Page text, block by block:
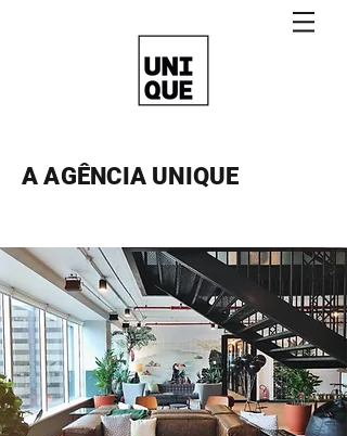
A AGÊNCIA UNIQUE